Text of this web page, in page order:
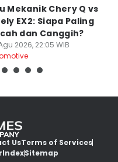
Mekanik Chery Q vs
EX2: Siapa Paling
dan Canggih?
2026, 22:05 WIB
UsTerms of Services
IndexSitemap